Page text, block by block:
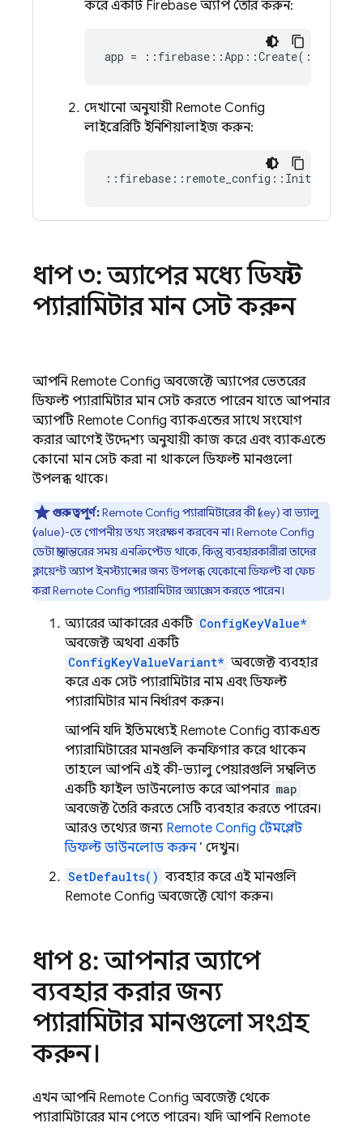
করে একটি Firebase অ্যাপ তৈরি করুন:
app = :: firebase ::App ::Create( ::
দেখানো অনুযায়ী Remote Config
লাইব্রেরিটি ইনিশিয়ালাইজ করুন:
:: firebase :: remote_config :: Initialize
ধাপ ৩: অ্যাপের মধ্যে ডিফল্ট
প্যারামিটার মান সেট করুন
আপনি Remote Config অবজেক্টে অ্যাপের ভেতরের
ডিফল্ট প্যারামিটার মান সেট করতে পারেন, যাতে আপনার
অ্যাপটি Remote Config ব্যাকএন্ডের সাথে সংযোগ
করার আগেই উদ্দেশ্য অনুযায়ী কাজ করে এবং ব্যাকএন্ডে
কোনো মান সেট করা না থাকলে ডিফল্ট মানগুলো
উপলব্ধ থাকে।
গুরুত্বপূর্ণ:Remote Config প্যারামিটারের কী (key) বা ভ্যালু
(value)-তে গোপনীয় তথ্য সংরক্ষণ করবেন না। Remote Config
ডেটা স্থানান্তরের সময় এনক্রিপ্টেড থাকে, কিন্তু ব্যবহারকারীরা তাদের
ক্লায়েন্ট অ্যাপ ইনস্ট্যান্সের জন্য উপলব্ধ যেকোনো ডিফল্ট বা ফেচ
করাRemote Config প্যারামিটার অ্যাক্সেস করতে পারেন।
অ্যারের আকারের একটি ConfigKeyValue*
অবজেক্ট অথবা একটি
ConfigKeyValueVariant* অবজেক্ট ব্যবহার
করে এক সেট প্যারামিটার নাম এবং ডিফল্ট
প্যারামিটার মান নির্ধারণ করুন।
আপনি যদি ইতিমধ্যেই Remote Config ব্যাকএন্ড
প্যারামিটারের মানগুলি কনফিগার করে থাকেন,
তাহলে আপনি এই কী-ভ্যালু পেয়ারগুলি সম্বলিত
একটি ফাইল ডাউনলোড করে আপনার map
অবজেক্ট তৈরি করতে সেটি ব্যবহার করতে পারেন।
আরও তথ্যের জন্য, Remote Config টেমপ্লেট
ডিফল্ট ডাউনলোড করুন’ দেখুন।
SetDefaults() ব্যবহার করে এই মানগুলি
Remote Config অবজেক্টে যোগ করুন।
ধাপ ৪: আপনার অ্যাপে
ব্যবহার করার জন্য
প্যারামিটার মানগুলো সংগ্রহ
করুন।
এখন আপনি Remote Config অবজেক্ট থেকে
প্যারামিটারের মান পেতে পারেন। যদি আপনি Remote